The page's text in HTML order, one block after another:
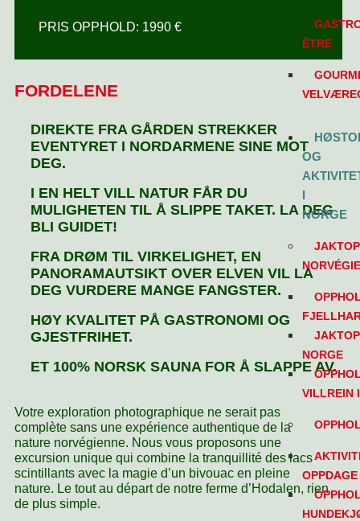
ÊTRE
OG
I
NORGE
NORGE
VILLREIN
PRIS OPPHOLD: 1990 €
FORDELENE
DIREKTE FRA GÅRDEN STREKKER
EVENTYRET I NORDARMENE SINE MOT
DEG.
I EN HELT VILL NATUR FÅR DU
MULIGHETEN TIL Å SLIPPE TAKET. LA DEG
BLI GUIDET!
FRA DRØM TIL VIRKELIGHET, EN
PANORAMAUTSIKT OVER ELVEN VIL LA
DEG VURDERE MANGE FANGSTER.
HØY KVALITET PÅ GASTRONOMI OG
GJESTFRIHET.
ET 100% NORSK SAUNA FOR Å SLAPPE AV.
Votre exploration photographique ne serait pas
complète sans une expérience authentique de la
nature norvégienne. Nous vous proposons une
excursion unique qui combine la tranquillité des lacs
scintillants avec la magie d’un bivouac en pleine
nature. Le tout au départ de notre ferme d’Hodalen, rien
de plus simple.